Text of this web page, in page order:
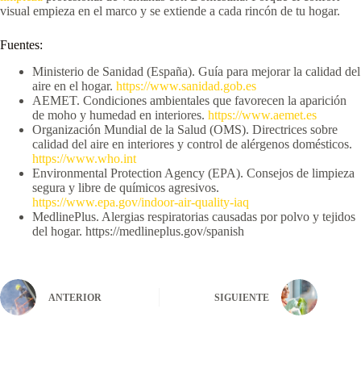
visual empieza en el marco y se extiende a cada rincón de tu hogar.
Fuentes:
Ministerio de Sanidad (España). Guía para mejorar la calidad del
aire en el hogar. https://www.sanidad.gob.es
AEMET. Condiciones ambientales que favorecen la aparición
de moho y humedad en interiores. https://www.aemet.es
Organización Mundial de la Salud (OMS). Directrices sobre
calidad del aire en interiores y control de alérgenos domésticos.
https://www.who.int
Environmental Protection Agency (EPA). Consejos de limpieza
segura y libre de químicos agresivos.
https://www.epa.gov/indoor-air-quality-iaq
MedlinePlus. Alergias respiratorias causadas por polvo y tejidos
del hogar. https://medlineplus.gov/spanish
ANTERIOR SIGUIENTE